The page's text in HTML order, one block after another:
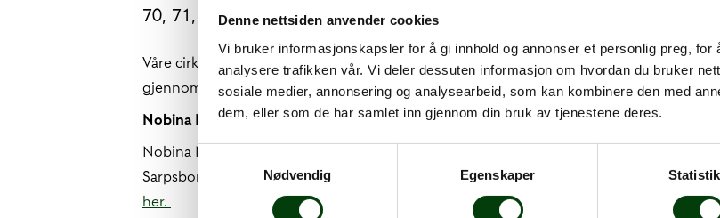
Denne nettsiden anvender cookies
Vi bruker informasjonskapsler for å gi innhold og annonser et personlig preg,
analysere trafikken vår. Vi deler dessuten informasjon om hvordan du bruker
sosiale medier, annonsering og analysearbeid, som kan kombinere den med
dem, eller som de har samlet inn gjennom din bruk av tjenestene deres.
Samtykkevalg
Nødvendig
Egenskaper
70, 71, 72, 74, 75, 76 og 78.
Våre cirka 330 ansatte og 100 busser på Mortensrud
gjennomfører om lag 1300 daglige avganger. Les merher.
Nobina Nedre Glomma
Nobina Nedre Glomma opererer kollektivtrafikken i
Sarpsborg, Fredrikstad, Hvaler og Råde kommuner. Les mer
her.